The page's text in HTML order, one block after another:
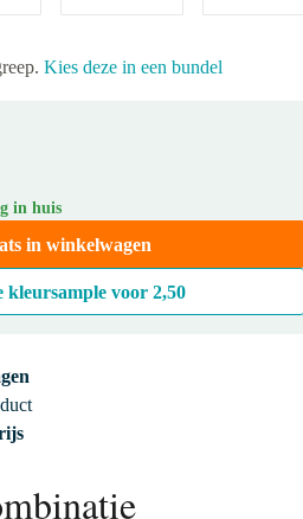
Kies deze in een bundel
in huis
in winkelwagen
kleursample voor2,50